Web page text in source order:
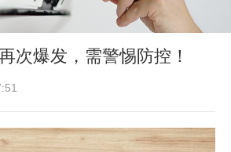
次爆发，需警惕防控！